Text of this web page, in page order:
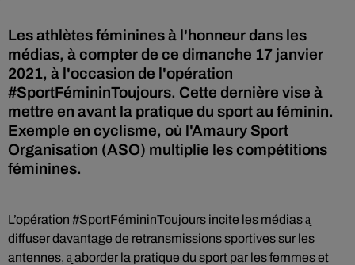
Les athlètes féminines à l'honneur dans les
médias, à compter de ce dimanche 17 janvier
2021, à l'occasion de l'opération
#SportFémininToujours. Cette dernière vise à
mettre en avant la pratique du sport au féminin.
Exemple en cyclisme, où l'Amaury Sport
Organisation (ASO) multiplie les compétitions
féminines.
L’opération #SportFémininToujours incite les médias a̬
diffuser davantage de retransmissions sportives sur les
antennes, a̬ aborder la pratique du sport par les femmes et